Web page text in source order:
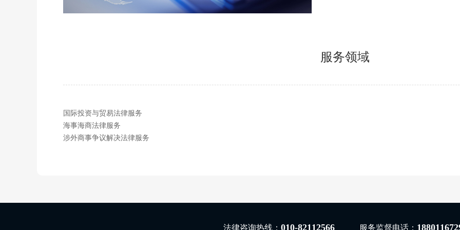
国际投资与贸易法律服务
海事海商法律服务
涉外商事争议解决法律服务
服务领域
法律咨询热线： 010-82112566 服务监督电话：